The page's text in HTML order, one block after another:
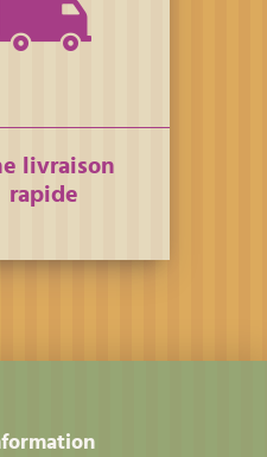
livraison
rapide